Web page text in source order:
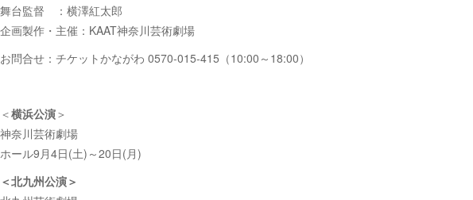
舞台監督 ：横澤紅太郎
企画製作・主催：KAAT神奈川芸術劇場
お問合せ：チケットかながわ 0570-015-415（10:00～18:00）
＜横浜公演＞
神奈川芸術劇場
ホール9月4日(土)～20日(月)
＜北九州公演＞